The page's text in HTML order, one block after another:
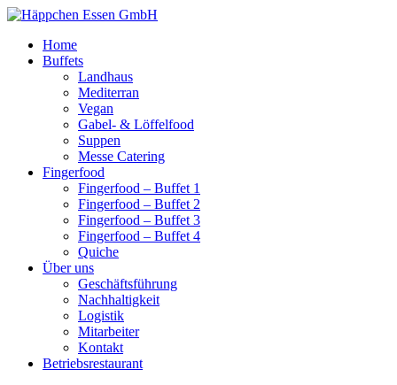
Skip
contentHome
Buffets
Landhaus
Mediterran
Vegan
Gabel- & Löffelfood
Suppen
Messe Catering
Fingerfood
Fingerfood – Buffet 1
Fingerfood – Buffet 2
Fingerfood – Buffet 3
Fingerfood – Buffet 4
Quiche
Über uns
Geschäftsführung
Nachhaltigkeit
Logistik
Mitarbeiter
Kontakt
Betriebsrestaurant